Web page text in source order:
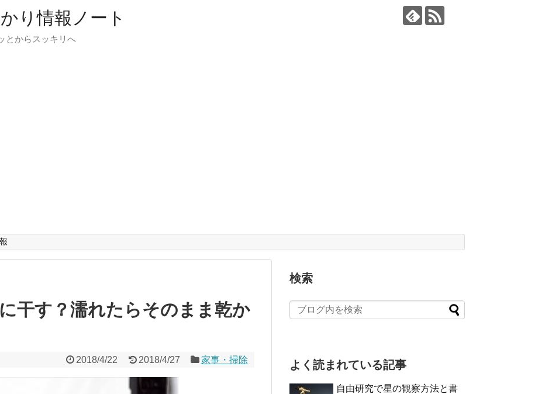
り情報ノート
とからスッキリへ
干す？濡れたらそのまま乾か
2018/4/22 2018/4/27 家事・掃除
検索
よく読まれている記事
自由研究で星の観察方法と書